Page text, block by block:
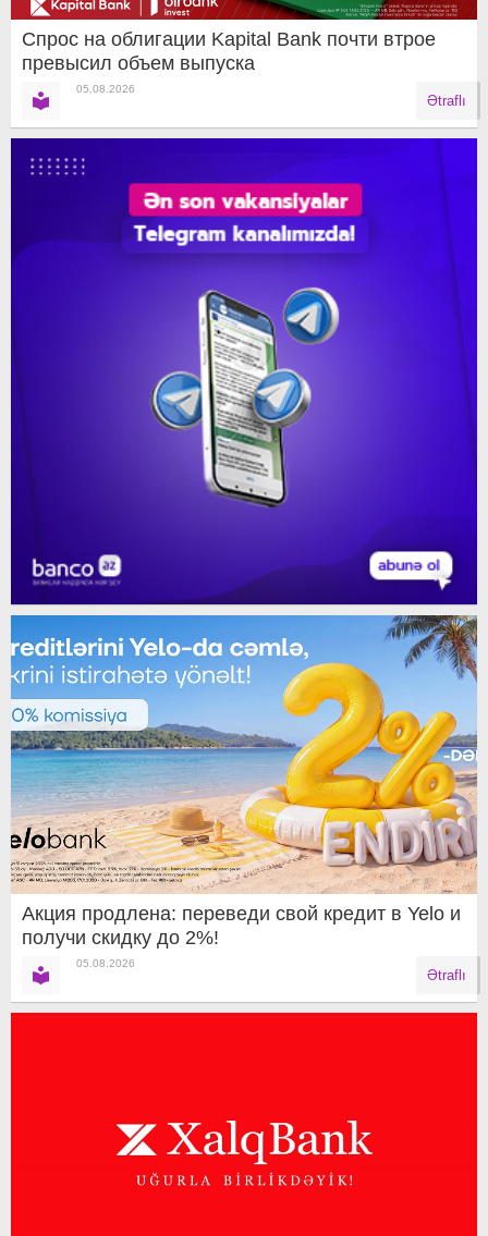
Спрос на облигации Kapital Bank почти втрое
превысил объем выпуска
05.08.2026
Ətraflı
Акция продлена: переведи свой кредит в Yelo и
получи скидку до 2%!
05.08.2026
Ətraflı